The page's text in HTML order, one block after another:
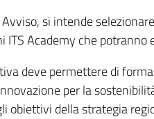
si intende
ITS Academy che
deve permettere di
per la
obiettivi della strategia